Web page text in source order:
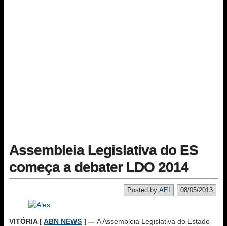
Assembleia Legislativa do ES
começa a debater LDO 2014
08/05/2013
Posted by AEI
VITÓRIA [ABN NEWS ] —A Assembleia Legislativa do Estado